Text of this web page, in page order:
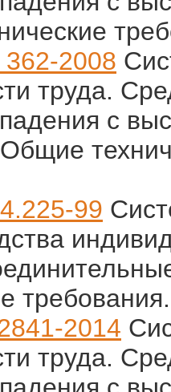
2008
труда.
с
99
2014
труда.